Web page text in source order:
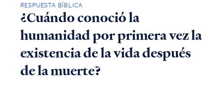
RESPUESTA BÍBLICA
¿Cuándo conoció la
humanidad por primera vez la
existencia de la vida después
de la muerte?